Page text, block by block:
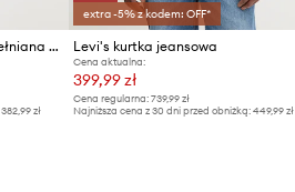
Levi's kurtka jeansowa bawełniana THE JACKET
382,99 zł
extra -5% z kodem: OFF*
Levi's kurtka jeansowa
Cena aktualna:
399,99 zł
Cena regularna:739,99 zł
Najniższa cena z 30 dni przed obniżką:449,99 zł